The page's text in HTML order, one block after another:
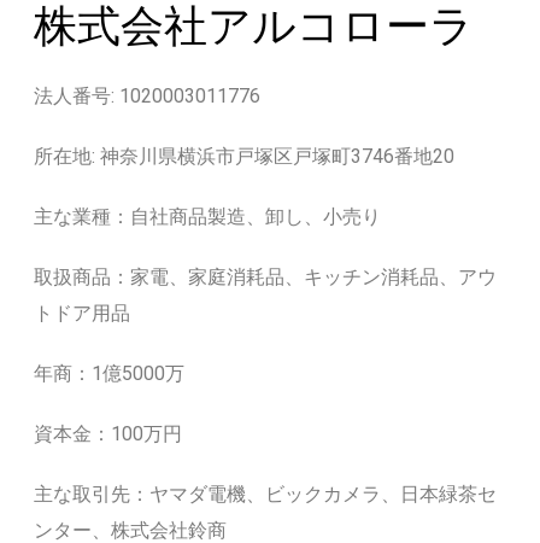
株式会社アルコローラ
法人番号: 1020003011776
所在地: 神奈川県横浜市戸塚区戸塚町3746番地20
主な業種：自社商品製造、卸し、小売り
取扱商品：家電、家庭消耗品、キッチン消耗品、アウ
トドア用品
年商：1億5000万
資本金：100万円
主な取引先：ヤマダ電機、ビックカメラ、日本緑茶セ
ンター、株式会社鈴商